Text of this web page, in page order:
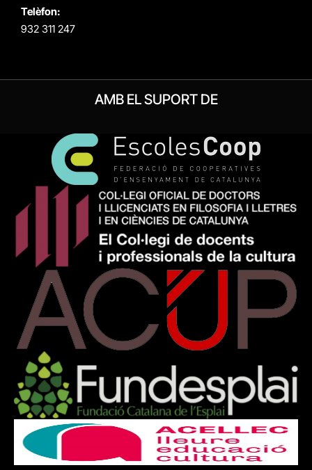
Telèfon:
932 311 247
AMB EL SUPORT DE